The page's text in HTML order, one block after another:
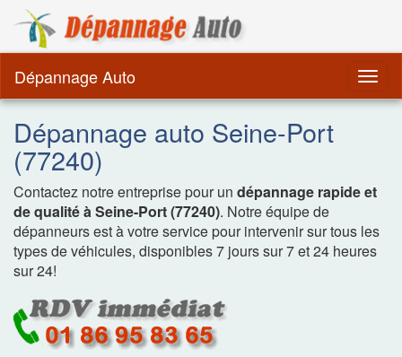
Dépannage Auto
Dépannage auto Seine-Port
(77240)
Contactez notre entreprise pour un dépannage rapide et
de qualité à Seine-Port (77240). Notre équipe de
dépanneurs est à votre service pour intervenir sur tous les
types de véhicules, disponibles 7 jours sur 7 et 24 heures
sur 24!